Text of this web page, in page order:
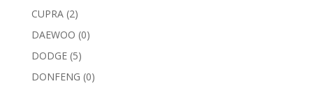
CUPRA (2)
DAEWOO (0)
DODGE (5)
DONFENG (0)